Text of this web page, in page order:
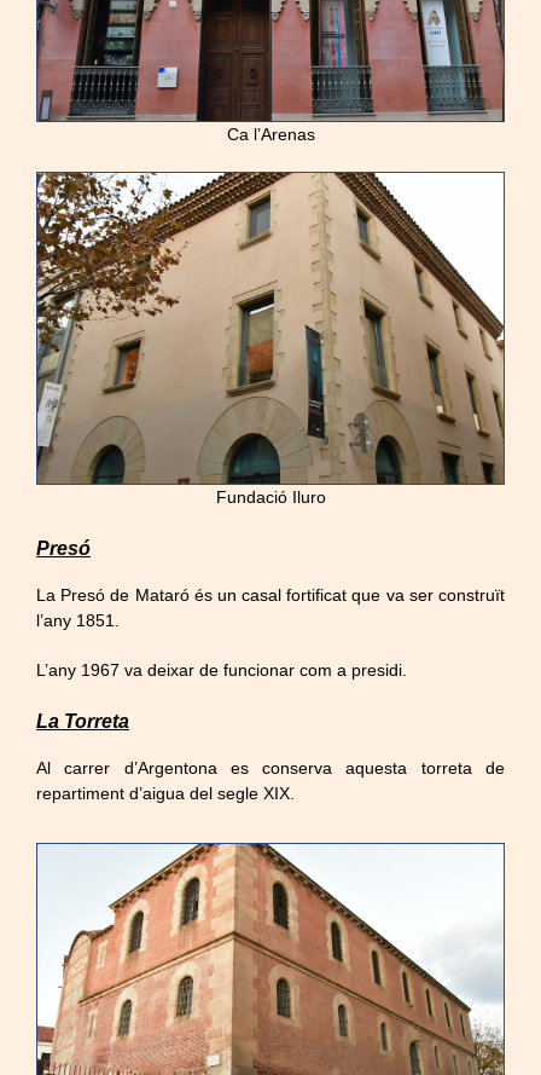
Ca l’Arenas
Fundació Iluro
Presó
La Presó de Mataró és un casal fortificat que va ser construït
l’any 1851.
L’any 1967 va deixar de funcionar com a presidi.
La Torreta
Al carrer d’Argentona es conserva aquesta torreta de
repartiment d’aigua del segle XIX.